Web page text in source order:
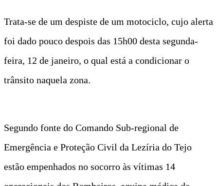
Trata-se de um despiste de um motociclo, cujo alerta
foi dado pouco despois das 15h00 desta segunda-
feira, 12 de janeiro, o qual está a condicionar o
trânsito naquela zona.
Segundo fonte do Comando Sub-regional de
Emergência e Proteção Civil da Lezíria do Tejo
estão empenhados no socorro às vítimas 14